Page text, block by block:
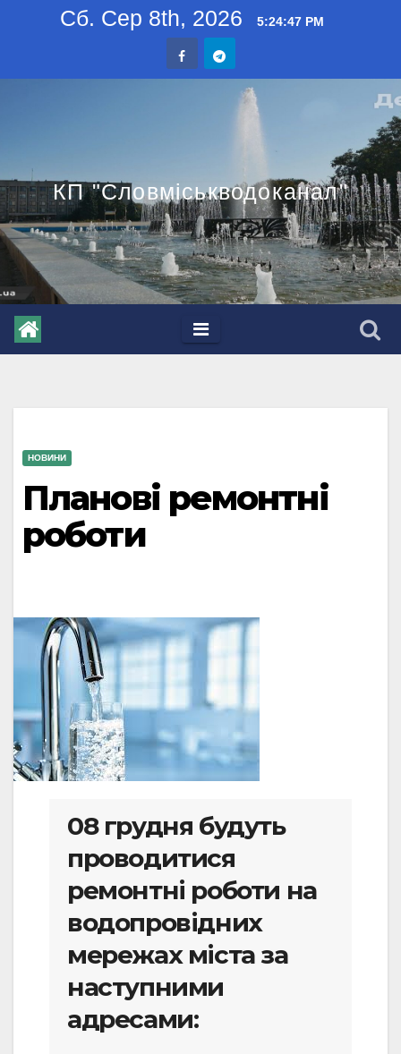
Сб. Сер 8th, 2026 5:24:48 PM
КП "Словміськводоканал"
НОВИНИ
Планові ремонтні
роботи
08 грудня будуть
проводитися
ремонтні роботи на
водопровідних
мережах міста за
наступними
адресами: